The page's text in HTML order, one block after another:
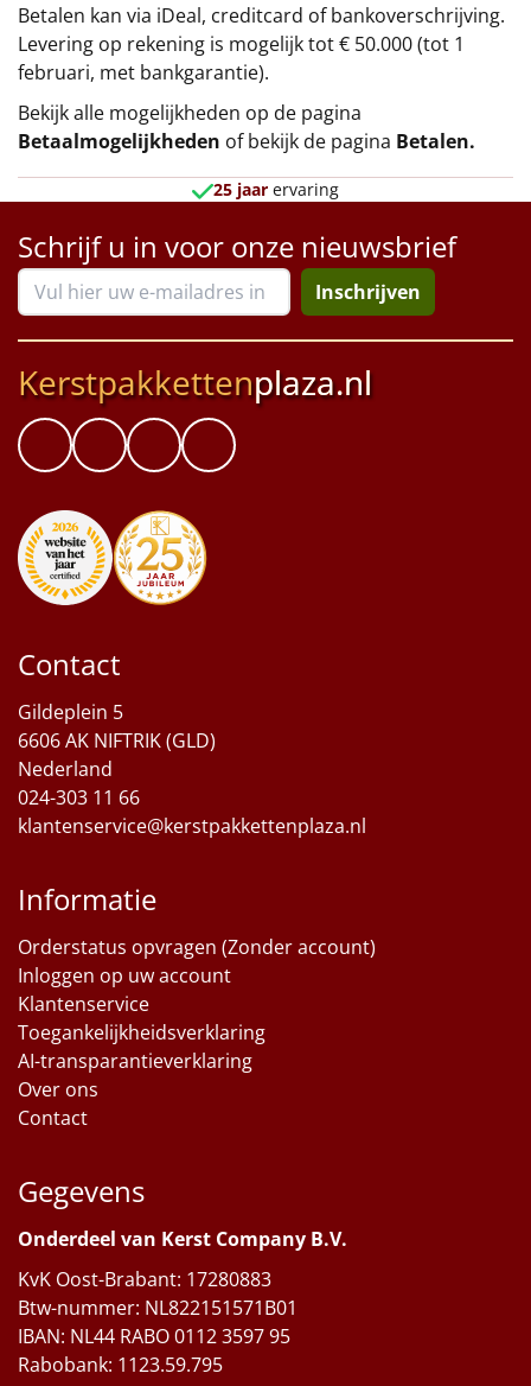
Betalen kan via iDeal, creditcard of bankoverschrijving.
Levering op rekening is mogelijk tot € 50.000 (tot 1
februari, met bankgarantie).
Bekijk alle mogelijkheden op de pagina
Betaalmogelijkheden of bekijk de pagina Betalen.
25 jaar ervaring
Schrijf u in voor onze nieuwsbrief
Inschrijven
Kerstpakkettenplaza.nl
Contact
Gildeplein 5
6606 AK NIFTRIK (GLD)
Nederland
024-303 11 66
klantenservice@kerstpakkettenplaza.nl
Informatie
Orderstatus opvragen (Zonder account)
Inloggen op uw account
Klantenservice
Toegankelijkheidsverklaring
AI-transparantieverklaring
Over ons
Contact
Gegevens
Onderdeel van Kerst Company B.V.
KvK Oost-Brabant: 17280883
Btw-nummer: NL822151571B01
IBAN: NL44 RABO 0112 3597 95
Rabobank: 1123.59.795